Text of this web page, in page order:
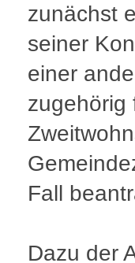
zunächst
seiner
einer
zugehörig
Fall
Dazu der